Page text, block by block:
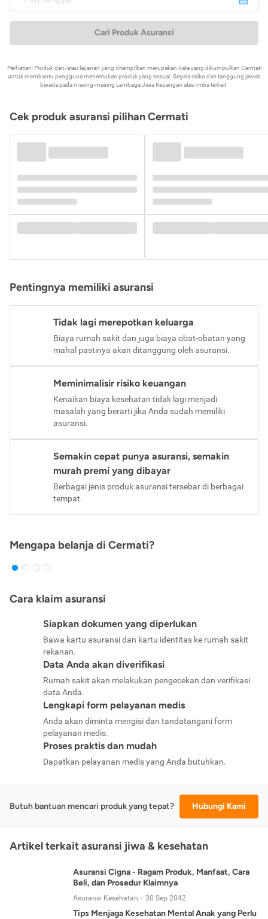
Cari Produk Asuransi
Perhatian: Produk dan/atau layanan yang ditampilkan merupakan data yang dikumpulkan Cermati
untuk membantu pengguna menemukan produk yang sesuai. Segala risiko dan tanggung jawab
berada pada masing-masing Lembaga Jasa Keuangan atau mitra terkait.
Cek produk asuransi pilihan Cermati
Pentingnya memiliki asuransi
Tidak lagi merepotkan keluarga
Biaya rumah sakit dan juga biaya obat-obatan yang
mahal pastinya akan ditanggung oleh asuransi.
Meminimalisir risiko keuangan
Kenaikan biaya kesehatan tidak lagi menjadi
masalah yang berarti jika Anda sudah memiliki
asuransi.
Semakin cepat punya asuransi, semakin
murah premi yang dibayar
Berbagai jenis produk asuransi tersebar di berbagai
tempat.
Mengapa belanja di Cermati?
Cara klaim asuransi
Siapkan dokumen yang diperlukan
Bawa kartu asuransi dan kartu identitas ke rumah sakit
rekanan.
Data Anda akan diverifikasi
Rumah sakit akan melakukan pengecekan dan verifikasi
data Anda.
Lengkapi form pelayanan medis
Anda akan diminta mengisi dan tandatangani form
pelayanan medis.
Proses praktis dan mudah
Dapatkan pelayanan medis yang Anda butuhkan.
Butuh bantuan mencari produk yang tepat? Hubungi Kami
Artikel terkait asuransi jiwa & kesehatan
Asuransi Cigna - Ragam Produk, Manfaat, Cara
Beli, dan Prosedur Klaimnya
Asuransi Kesehatan 30 Sep 2042
Tips Menjaga Kesehatan Mental Anak yang Perlu